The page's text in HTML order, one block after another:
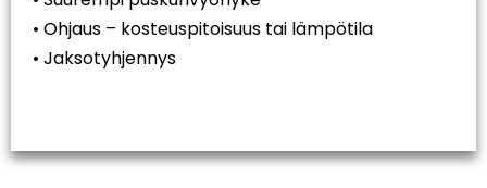
• Ohjaus – kosteuspitoisuus tai lämpötila
• Jaksotyhjennys